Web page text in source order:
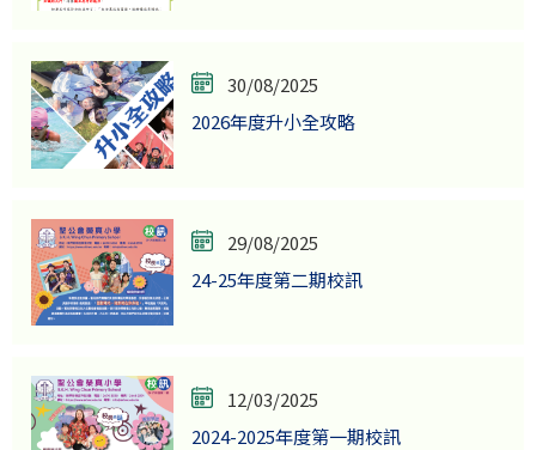
30/08/2025
2026年度升小全攻略
29/08/2025
24-25年度第二期校訊
12/03/2025
2024-2025年度第一期校訊